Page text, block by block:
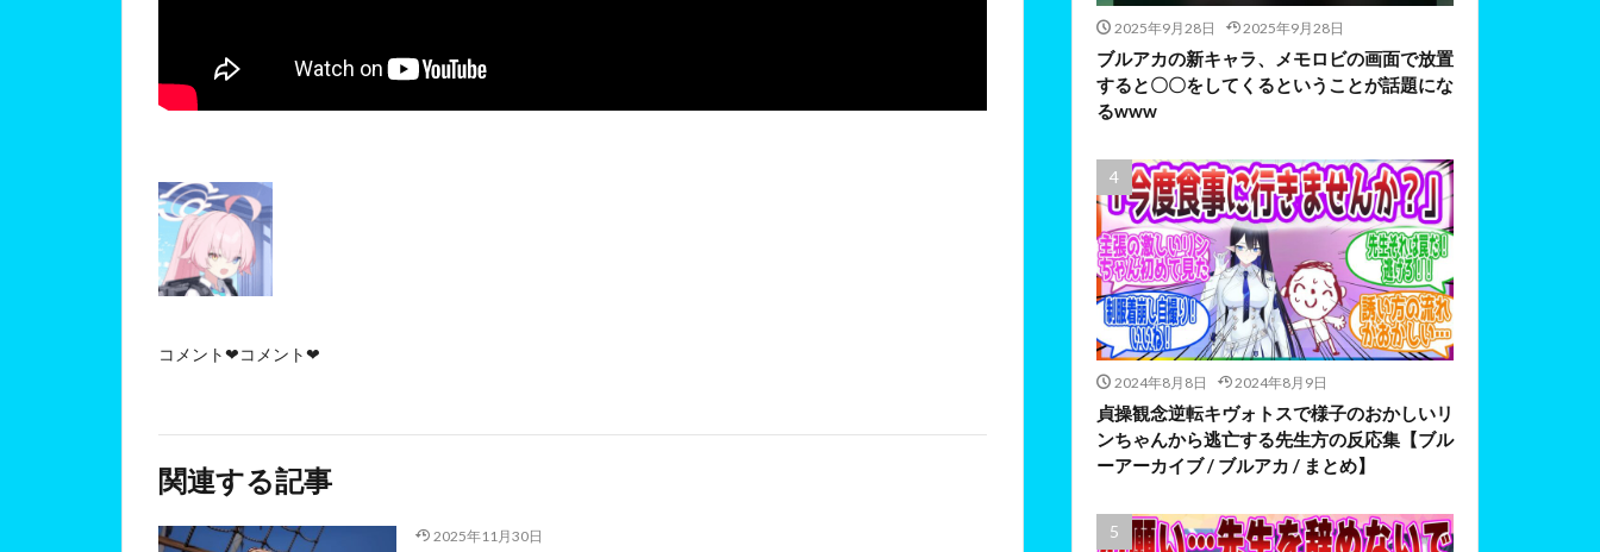
コメント❤コメント❤
関連する記事
2025年11月30日
2025年9月28日 2025年9月28日
ブルアカの新キャラ、メモロビの画面で放置
すると〇〇をしてくるということが話題にな
るwww
2024年8月8日 2024年8月9日
貞操観念逆転キヴォトスで様子のおかしいリ
ンちゃんから逃亡する先生方の反応集【ブル
ーアーカイブ / ブルアカ / まとめ】